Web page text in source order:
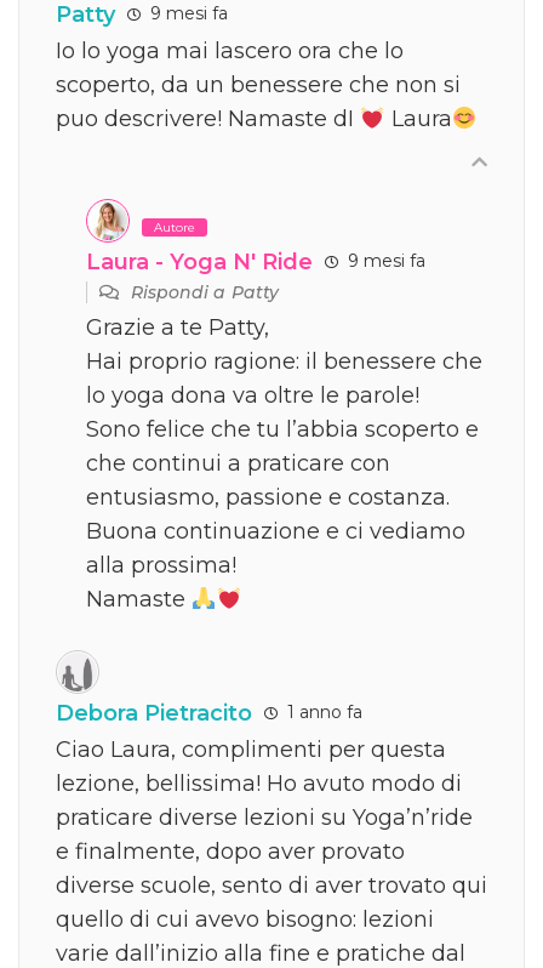
Patty 9 mesi fa
Io lo yoga mai lascero ora che lo
scoperto, da un benessere che non si
puo descrivere! Namaste dI
Laura
Autore
Laura - Yoga N' Ride
9 mesi fa
Rispondi aPatty
Grazie a te Patty,
Hai proprio ragione: il benessere che
lo yoga dona va oltre le parole!
Sono felice che tu l’abbia scoperto e
che continui a praticare con
entusiasmo, passione e costanza.
Buona continuazione e ci vediamo
alla prossima!
Namaste
Debora Pietracito 1 anno fa
Ciao Laura, complimenti per questa
lezione, bellissima! Ho avuto modo di
praticare diverse lezioni su Yoga’n’ride
e finalmente, dopo aver provato
diverse scuole, sento di aver trovato qui
quello di cui avevo bisogno: lezioni
varie dall’inizio alla fine e pratiche dal